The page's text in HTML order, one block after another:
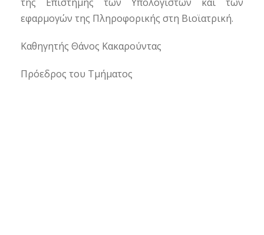
εφαρμογών της Πληροφορικής στη Βιοϊατρική.
Καθηγητής Θάνος Κακαρούντας
Πρόεδρος του Τμήματος